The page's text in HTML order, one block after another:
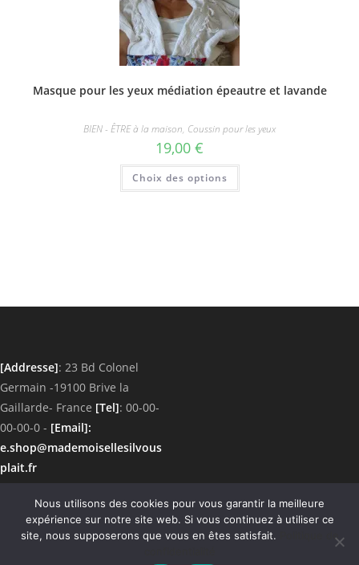
Découvrez un univers d'articles uniques fait
main. Des idées cadeaux écoresponsables à offrir
sur
la
page
du
Masque pour les yeux médiation épeautre et lavande
BIEN - ÊTRE à la maison, Coussin pour les yeux
19,00 €
Choix des options
Ce
a
page
[Addresse]: 23 Bd Colonel
Germain -19100 Brive la
Gaillarde- France [Tel]: 00-00-
00-00-0 - [Email]:
e.shop@mademoisellesilvous
plait.fr
Nous utilisons des cookies pour vous garantir la meilleure
expérience sur notre site web. Si vous continuez à utiliser ce
site, nous supposerons que vous en êtes satisfait.
Politique de